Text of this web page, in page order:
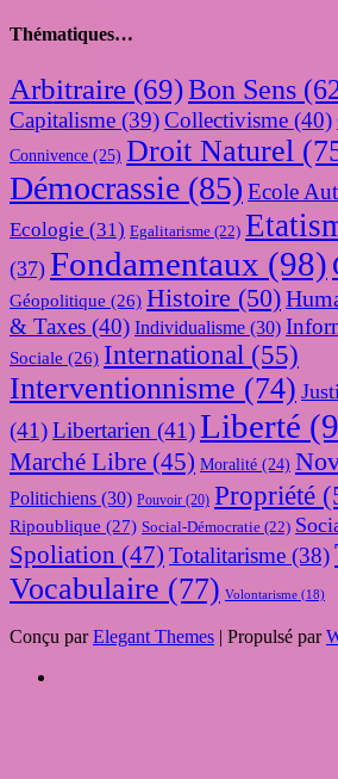
Thématiques…
Arbitraire (69)Bon Sens
Capitalisme (39)Collectivisme (40)
Connivence (25) Droit Naturel
Démocrassie (85) Ecole
Ecologie (31) Egalitarisme (22)
(37) Fondamentaux (98)
Géopolitique (26) Histoire (50)
& Taxes (40) Individualisme (30)
Sociale (26) International (55)
Interventionnisme (74)
(41)Libertarien (41)Liberté
Marché Libre (45) Moralité (24)
Politichiens (30) Pouvoir (20) Propriété
Ripoublique (27) Social-Démocratie (22)
Spoliation (47) Totalitarisme (38)
Vocabulaire (77) Volontarisme (18)
Conçu parElegant Themes | Propulsé par